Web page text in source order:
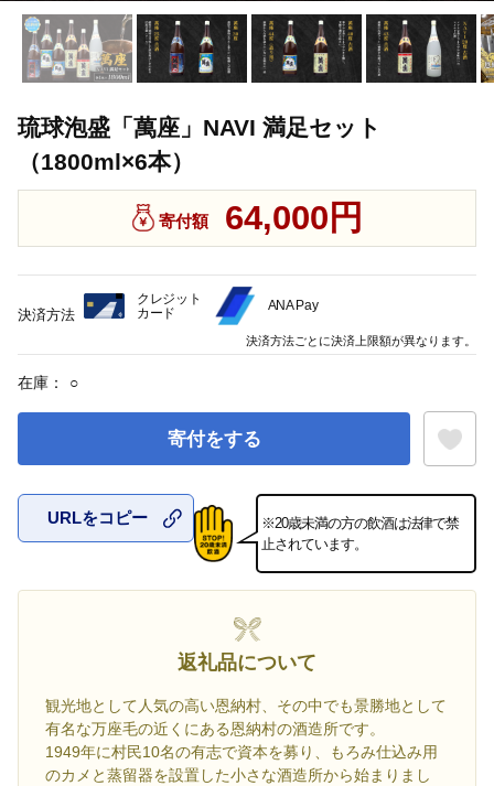
琉球泡盛「萬座」NAVI 満足セット
（1800ml×6本）
寄付額 64,000円
在庫： ○
寄付をする
お気に入
URLをコピー
※20歳未満の方の飲酒は法律で禁
止されています。
返礼品について
観光地として人気の高い恩納村、その中でも景勝地として
有名な万座毛の近くにある恩納村の酒造所です。
1949年に村民10名の有志で資本を募り、もろみ仕込み用
のカメと蒸留器を設置した小さな酒造所から始まりまし
決済方法
クレジット
カード
ANA Pay
決済方法ごとに決済上限額が異なります。